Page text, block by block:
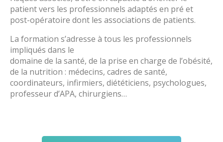
patient vers les professionnels adaptés en pré et
post-opératoire dont les associations de patients.
La formation s’adresse à tous les professionnels
impliqués dans le
domaine de la santé, de la prise en charge de l’obésité,
de la nutrition : médecins, cadres de santé,
coordinateurs, infirmiers, diététiciens, psychologues,
professeur d’APA, chirurgiens…